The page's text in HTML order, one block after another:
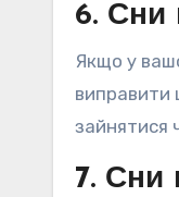
6. Сни
Якщо у
виправити
зайнятися
7. Сни